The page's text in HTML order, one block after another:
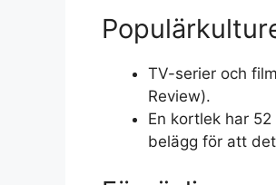
TV-serier och
Review).
En kortlek har
belägg för att